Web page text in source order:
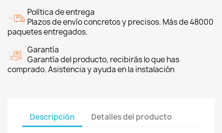
Política de entrega
Plazos de envío concretos y precisos. Más de 48000
paquetes entregados.
Garantía
Garantía del producto, recibirás lo que has
comprado. Asistencia y ayuda en la instalación
Descripción Detalles del producto